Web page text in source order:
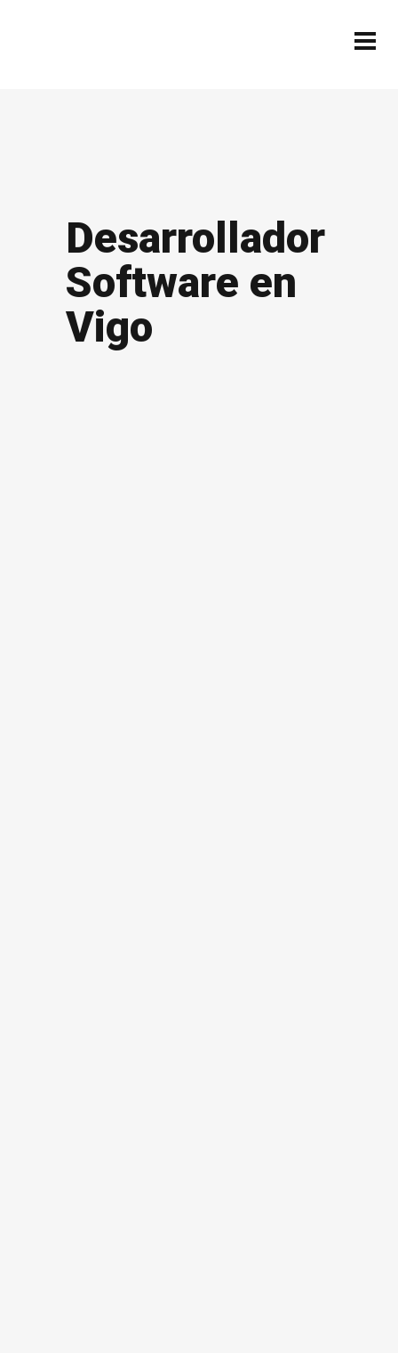
Desarrollador
Software en
Vigo